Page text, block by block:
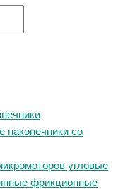
наконечники со
угловые
фрикционные